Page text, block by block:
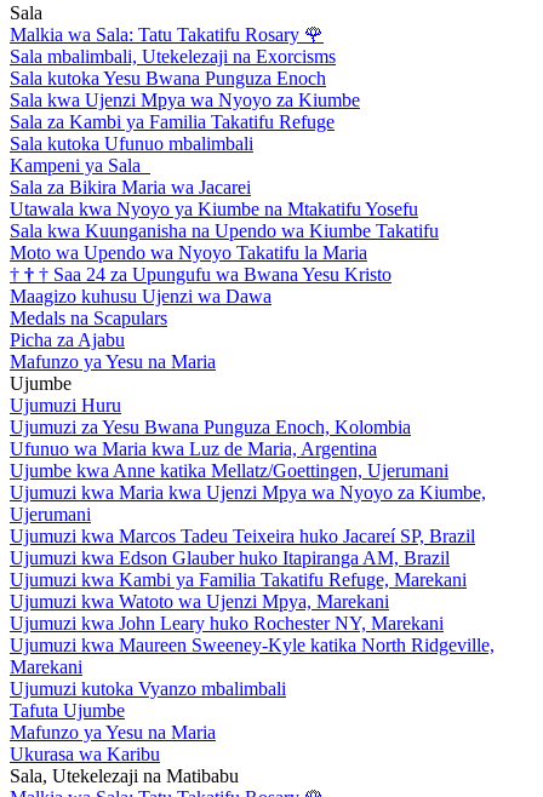
Sala
Malkia wa Sala: Tatu Takatifu Rosary 🌹
Sala mbalimbali, Utekelezaji na Exorcisms
Sala kutoka Yesu Bwana Punguza Enoch
Sala kwa Ujenzi Mpya wa Nyoyo za Kiumbe
Sala za Kambi ya Familia Takatifu Refuge
Sala kutoka Ufunuo mbalimbali
Kampeni ya Sala
Sala za Bikira Maria wa Jacarei
Utawala kwa Nyoyo ya Kiumbe na Mtakatifu Yosefu
Sala kwa Kuunganisha na Upendo wa Kiumbe Takatifu
Moto wa Upendo wa Nyoyo Takatifu la Maria
† † † Saa 24 za Upungufu wa Bwana Yesu Kristo
Maagizo kuhusu Ujenzi wa Dawa
Medals na Scapulars
Picha za Ajabu
Mafunzo ya Yesu na Maria
Ujumbe
Ujumuzi Huru
Ujumuzi za Yesu Bwana Punguza Enoch, Kolombia
Ufunuo wa Maria kwa Luz de Maria, Argentina
Ujumbe kwa Anne katika Mellatz/Goettingen, Ujerumani
Ujumuzi kwa Maria kwa Ujenzi Mpya wa Nyoyo za Kiumbe,
Ujerumani
Ujumuzi kwa Marcos Tadeu Teixeira huko Jacareí SP, Brazil
Ujumuzi kwa Edson Glauber huko Itapiranga AM, Brazil
Ujumuzi kwa Kambi ya Familia Takatifu Refuge, Marekani
Ujumuzi kwa Watoto wa Ujenzi Mpya, Marekani
Ujumuzi kwa John Leary huko Rochester NY, Marekani
Ujumuzi kwa Maureen Sweeney-Kyle katika North Ridgeville,
Marekani
Ujumuzi kutoka Vyanzo mbalimbali
Tafuta Ujumbe
Mafunzo ya Yesu na Maria
Ukurasa wa Karibu
Sala, Utekelezaji na Matibabu